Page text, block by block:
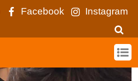
Facebook Instagram